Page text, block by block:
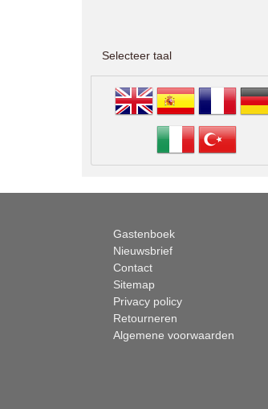
Selecteer taal
Gastenboek
Nieuwsbrief
Contact
Sitemap
Privacy policy
Retourneren
Algemene voorwaarden